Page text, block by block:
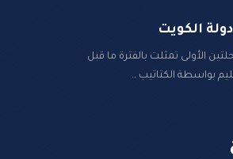
الكويت
الأولى تمثلت بالفترة ما قبل
بواسطة الكتاتيب ..